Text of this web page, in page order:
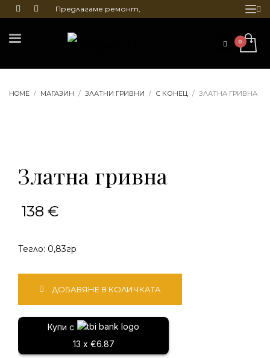
Предлагаме ремонт,
на бижута
HOME МАГАЗИН ЗЛАТНИ ГРИВНИ С КОНЕЦ ЗЛАТНА ГРИВНА
Златна гривна
138 €
Тегло: 0,83гр
Златна
гривна
ДОБАВЯНЕ В КОЛИЧКАТА
Купи с
13 x €6.87